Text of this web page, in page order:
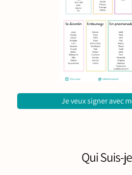
Je veux signer avec
Qui Suis-